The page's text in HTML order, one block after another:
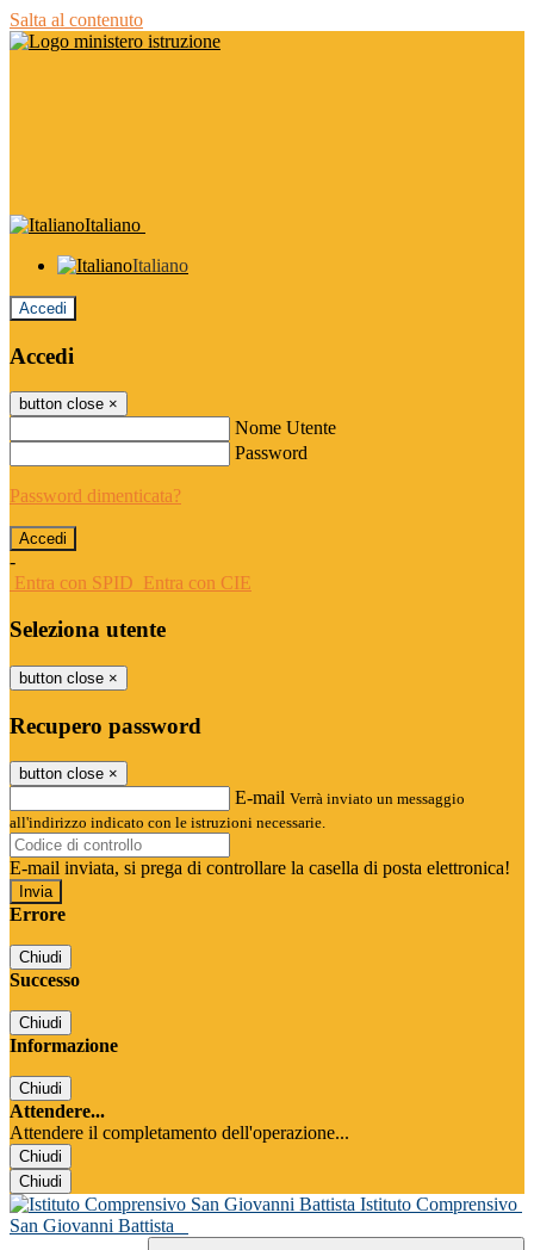
Salta al contenuto
Italiano
Italiano
Accedi
Accedi
button close ×
Nome Utente
Password
Password dimenticata?
-
Entra con SPID Entra con CIE
Seleziona utente
button close ×
Recupero password
button close ×
E-mail Verrà inviato un messaggio
all'indirizzo indicato con le istruzioni necessarie.
E-mail inviata, si prega di controllare la casella di posta elettronica!
Errore
Chiudi
Successo
Chiudi
Informazione
Chiudi
Attendere...
Attendere il completamento dell'operazione...
Chiudi
Chiudi
Istituto Comprensivo
San Giovanni Battista